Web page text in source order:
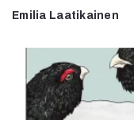
Emilia Laatikainen